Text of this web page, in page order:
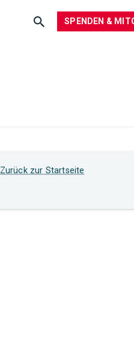
SPENDEN &
Zurück zur Startseite